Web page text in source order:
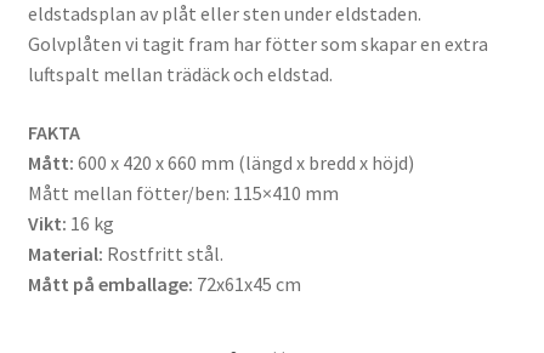
eldstadsplan av plåt eller sten under eldstaden.
Golvplåten vi tagit fram har fötter som skapar en extra
luftspalt mellan trädäck och eldstad.
FAKTA
Mått: 600 x 420 x 660 mm (längd x bredd x höjd)
Mått mellan fötter/ben: 115×410 mm
Vikt: 16 kg
Material: Rostfritt stål.
Mått på emballage: 72x61x45 cm